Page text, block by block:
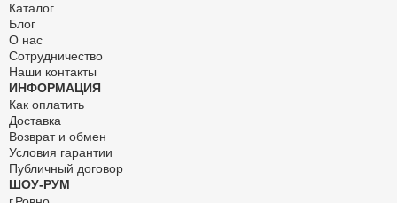
Каталог
Блог
О нас
Сотрудничество
Наши контакты
ИНФОРМАЦИЯ
Как оплатить
Доставка
Возврат и обмен
Условия гарантии
Публичный договор
ШОУ-РУМ